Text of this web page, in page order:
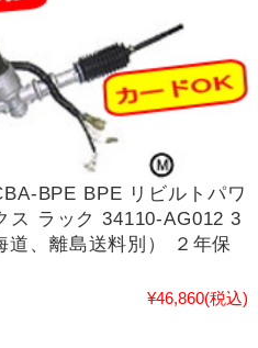
BPE BPE リビルトパワ
ス ラック 34110-AG012 3
道、離島送料別） ２年保
¥46,860(税込)